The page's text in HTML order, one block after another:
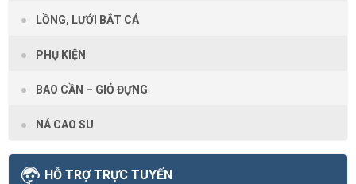
LỒNG, LƯỚI BẮT CÁ
PHỤ KIỆN
BAO CẦN – GIỎ ĐỰNG
NÁ CAO SU
HỖ TRỢ TRỰC TUYẾN